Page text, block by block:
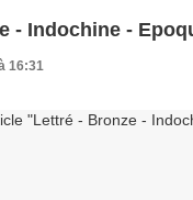
- Indochine -
16:31